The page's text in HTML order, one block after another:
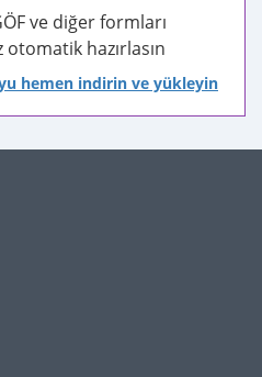
ve diğer formları
hazırlasın
hemen indirin ve yükleyin